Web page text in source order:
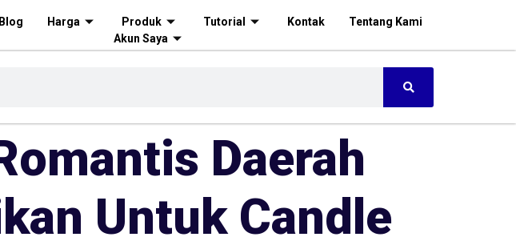
Blog Harga Produk Tutorial Kontak
Tentang Kami
Akun Saya
Daerah
Untuk Candle